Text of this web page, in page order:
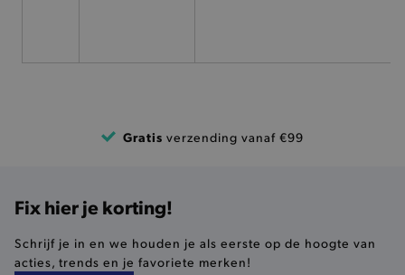
Gratis verzending vanaf €99
Fix hier je korting!
Schrijf je in en we houden je als eerste op de hoogte van
acties, trends en je favoriete merken!
buikjes algemene bezoekersinformatie, maar
niet jouw identiteit.
product-added-modal